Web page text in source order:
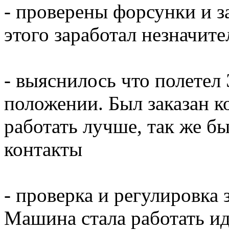
- проверены форсунки и
этого заработал
- выяснилось что
положении. Был заказан
работать лучше, так же
контакты
- проверка и
Машина стала работать